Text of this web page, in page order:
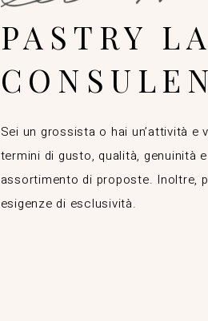
PASTRY
Sei un grossista o hai un’attività
termini di gusto, qualità, genuinità
assortimento di proposte. Inoltre,
esigenze di esclusività.